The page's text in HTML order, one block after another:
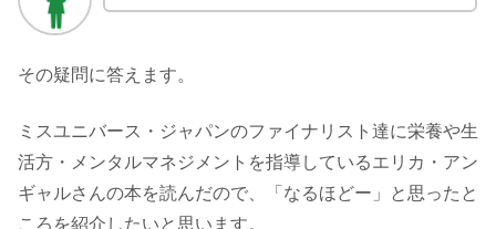
その疑問に答えます。
ミスユニバース・ジャパンのファイナリスト達に栄養や生
活方・メンタルマネジメントを指導しているエリカ・アン
ギャルさんの本を読んだので、「なるほどー」と思ったと
ころを紹介したいと思います。